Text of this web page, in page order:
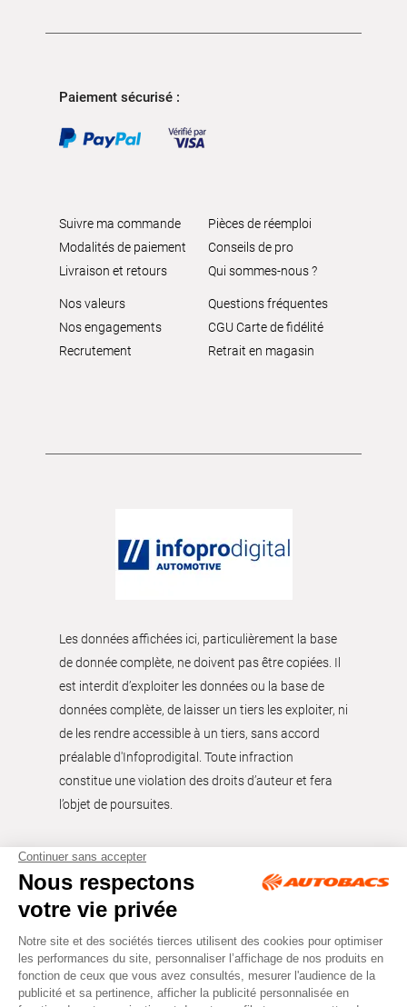
Paiement sécurisé :
Suivre ma commande
Modalités de paiement
Livraison et retours
Pièces de réemploi
Conseils de pro
Qui sommes-nous ?
Nos valeurs
Nos engagements
Recrutement
Questions fréquentes
CGU Carte de fidélité
Retrait en magasin
Les données affichées ici, particulièrement la base
de donnée complète, ne doivent pas être copiées. Il
est interdit d’exploiter les données ou la base de
données complète, de laisser un tiers les exploiter, ni
de les rendre accessible à un tiers, sans accord
préalable d'Infoprodigital. Toute infraction
constitue une violation des droits d’auteur et fera
l’objet de poursuites.
Tous droits réservés © Autobacs